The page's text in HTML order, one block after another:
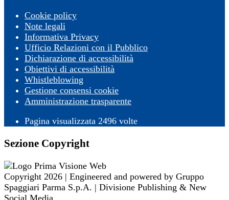
Cookie policy
Note legali
Informativa Privacy
Ufficio Relazioni con il Pubblico
Dichiarazione di accessibilità
Obiettivi di accessibilità
Whistleblowing
Gestione consensi cookie
Amministrazione trasparente
Pagina visualizzata 2496 volte
Sezione Copyright
Copyright 2026 | Engineered and powered by Gruppo
Spaggiari Parma S.p.A. | Divisione Publishing & New